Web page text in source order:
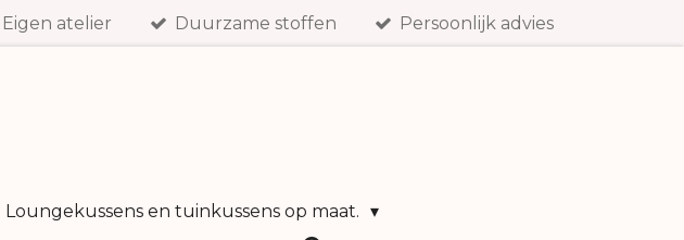
Eigen atelier Duurzame stoffen Persoonlijk advies
Loungekussens en tuinkussens op maat.